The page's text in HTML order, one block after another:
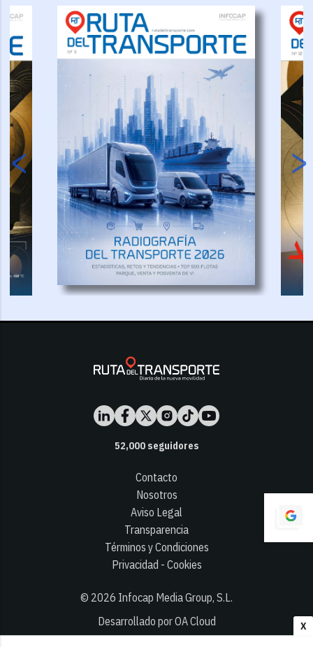
X
52,000seguidores
Contacto
Nosotros
Aviso Legal
Transparencia
Términos y Condiciones
Privacidad - Cookies
© 2026 Infocap Media Group, S.L.
Desarrollado por OA Cloud